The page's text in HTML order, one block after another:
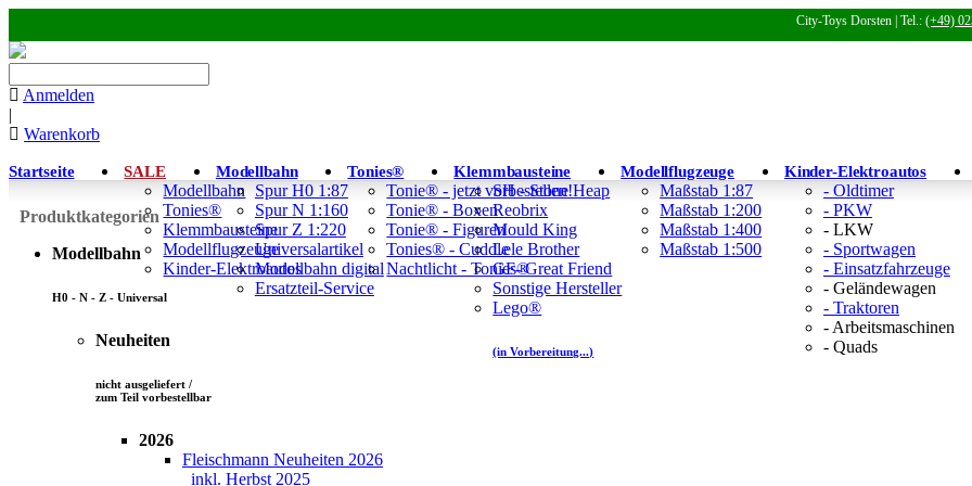
City-Toys Dorsten | Tel.: (+49)
Anmelden
|
Warenkorb
Startseite SALE
Modellbahn
Tonies®
Klemmbausteine
Modellflugzeuge
Kinder-Elektroautos
Modellbahn
Spur H0 1:87
Spur N 1:160
Spur Z 1:220
Universalartikel
Modellbahn digital
Ersatzteil-Service
Tonies®
Tonie® - jetzt vorbestellen!
Tonie® - Boxen
Tonie® - Figuren
Tonies® - Cuddle
Nachtlicht - Tonies®
Klemmbausteine
SH - Stone Heap
Reobrix
Mould King
Lele Brother
GF- Great Friend
Sonstige Hersteller
Lego®
(in Vorbereitung...)
Modellflugzeuge
Maßstab 1:87
Maßstab 1:200
Maßstab 1:400
Maßstab 1:500
Kinder-Elektroautos
- Oldtimer
- PKW
- LKW
- Sportwagen
- Einsatzfahrzeuge
- Geländewagen
- Traktoren
- Arbeitsmaschinen
- Quads
Produktkategorien
Modellbahn
H0 - N - Z - Universal
Neuheiten
nicht ausgeliefert /
zum Teil vorbestellbar
2026
Fleischmann Neuheiten 2026
inkl. Herbst 2025